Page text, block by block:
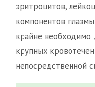
эритроцитов,
компонентов
крайне необходимо
крупных
непосредственной